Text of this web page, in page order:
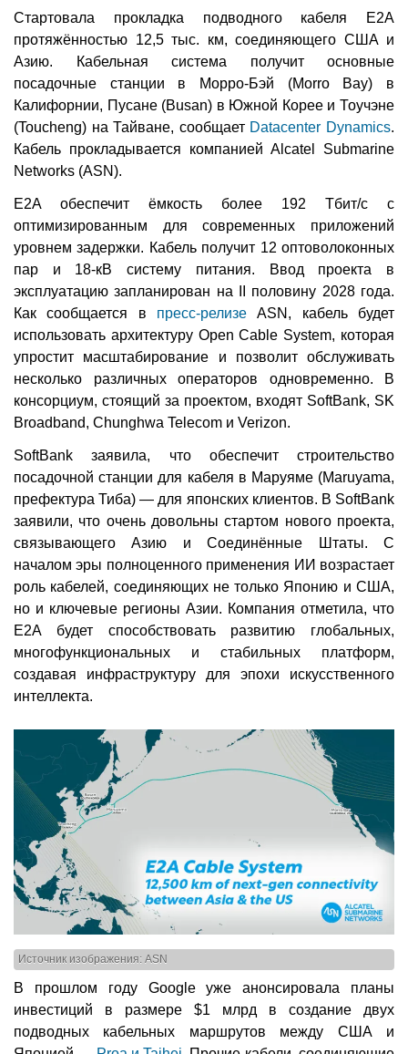
Стартовала прокладка подводного кабеля E2A
протяжённостью 12,5 тыс. км, соединяющего США и
Азию. Кабельная система получит основные
посадочные станции в Морро-Бэй (Morro Bay) в
Калифорнии, Пусане (Busan) в Южной Корее и Тоучэне
(Toucheng) на Тайване, сообщает Datacenter Dynamics.
Кабель прокладывается компанией Alcatel Submarine
Networks (ASN).
E2A обеспечит ёмкость более 192 Тбит/с с
оптимизированным для современных приложений
уровнем задержки. Кабель получит 12 оптоволоконных
пар и 18-кВ систему питания. Ввод проекта в
эксплуатацию запланирован на II половину 2028 года.
Как сообщается в пресс-релизе ASN, кабель будет
использовать архитектуру Open Cable System, которая
упростит масштабирование и позволит обслуживать
несколько различных операторов одновременно. В
консорциум, стоящий за проектом, входят SoftBank, SK
Broadband, Chunghwa Telecom и Verizon.
SoftBank заявила, что обеспечит строительство
посадочной станции для кабеля в Маруяме (Maruyama,
префектура Тиба) — для японских клиентов. В SoftBank
заявили, что очень довольны стартом нового проекта,
связывающего Азию и Соединённые Штаты. С
началом эры полноценного применения ИИ возрастает
роль кабелей, соединяющих не только Японию и США,
но и ключевые регионы Азии. Компания отметила, что
E2A будет способствовать развитию глобальных,
многофункциональных и стабильных платформ,
создавая инфраструктуру для эпохи искусственного
интеллекта.
Источник изображения: ASN
В прошлом году Google уже анонсировала планы
инвестиций в размере $1 млрд в создание двух
подводных кабельных маршрутов между США и